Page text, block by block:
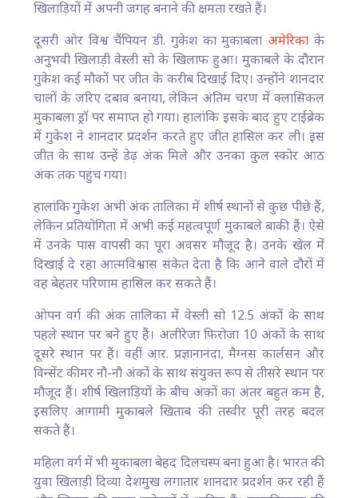
खिलाड़ियों में अपनी जगह बनाने की क्षमता रखते हैं।
दूसरी ओर विश्व चैंपियन डी. गुकेश का मुकाबला अमेरिकाके
अनुभवी खिलाड़ी वेस्ली सो के खिलाफ हुआ। मुकाबले के दौरान
गुकेश कई मौकों पर जीत के करीब दिखाई दिए। उन्होंने शानदार
चालों के जरिए दबाव बनाया, लेकिन अंतिम चरण में क्लासिकल
मुकाबला ड्रॉ पर समाप्त हो गया। हालांकि इसके बाद हुए टाईब्रेक
में गुकेश ने शानदार प्रदर्शन करते हुए जीत हासिल कर ली। इस
जीत के साथ उन्हें डेढ़ अंक मिले और उनका कुल स्कोर आठ
अंक तक पहुंच गया।
हालांकि गुकेश अभी अंक तालिका में शीर्ष स्थानों से कुछ पीछे हैं,
लेकिन प्रतियोगिता में अभी कई महत्वपूर्ण मुकाबले बाकी हैं। ऐसे
में उनके पास वापसी का पूरा अवसर मौजूद है। उनके खेल में
दिखाई दे रहा आत्मविश्वास संकेत देता है कि आने वाले दौरों में
वह बेहतर परिणाम हासिल कर सकते हैं।
ओपन वर्ग की अंक तालिका में वेस्ली सो 12.5 अंकों के साथ
पहले स्थान पर बने हुए हैं। अलीरेजा फिरोजा 10 अंकों के साथ
दूसरे स्थान पर हैं। वहीं आर. प्रज्ञानानंदा, मैग्नस कार्लसन और
विन्सेंट कीमर नौ-नौ अंकों के साथ संयुक्त रूप से तीसरे स्थान पर
मौजूद हैं। शीर्ष खिलाड़ियों के बीच अंकों का अंतर बहुत कम है,
इसलिए आगामी मुकाबले खिताब की तस्वीर पूरी तरह बदल
सकते हैं।
महिला वर्ग में भी मुकाबला बेहद दिलचस्प बना हुआ है। भारत की
युवा खिलाड़ी दिव्या देशमुख लगातार शानदार प्रदर्शन कर रही हैं